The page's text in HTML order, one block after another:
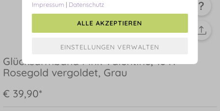
Glücksarmband Pink Valentine, 18 K
Rosegold vergoldet, Grau
€ 39,90*
Impressum | Datenschutz
ALLE AKZEPTIEREN